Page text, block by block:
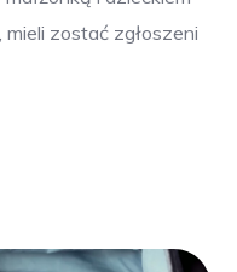
zostać zgłoszeni